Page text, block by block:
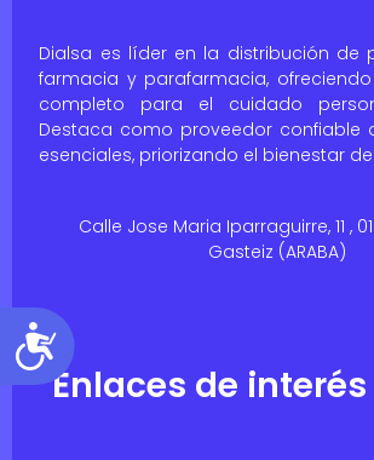
Accesibilidad
Dialsa es líder en la distribución de
farmacia y parafarmacia,
completo para el cuidado
Destaca como proveedor confiable
esenciales, priorizando el bienestar
Calle Jose Maria Iparraguirre, 11 ,
Gasteiz (ARABA)
Enlaces de interés